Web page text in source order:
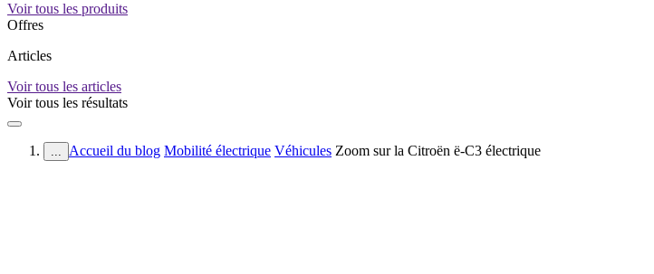
Voir tous les produits
Offres
Articles
Voir tous les articles
Voir tous les résultats
... Accueil du blog Mobilité électrique Véhicules Zoom sur la Citroën ë-C3 électrique